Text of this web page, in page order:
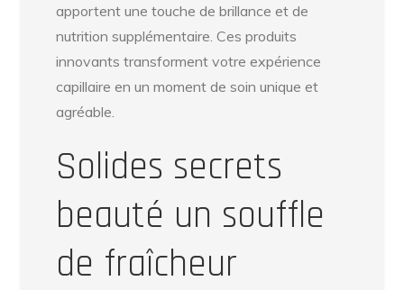
apportent une touche de brillance et de
nutrition supplémentaire. Ces produits
innovants transforment votre expérience
capillaire en un moment de soin unique et
agréable.
Solides secrets
beauté un souffle
de fraîcheur